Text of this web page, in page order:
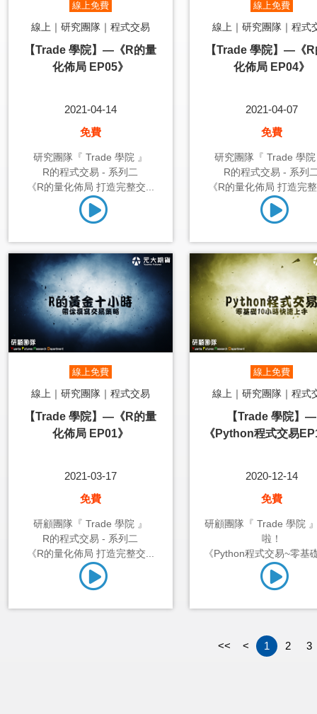
線上免費
線上｜研究團隊｜程式交易
【Trade 學院】—《R的量
化佈局 EP05》
2021-04-14
免費
研究團隊『 Trade 學院 』
R的程式交易 - 系列二
《R的量化佈局 打造完整交...
線上免費
線上｜研究團隊｜程式
【Trade 學院】—《
化佈局 EP04》
2021-04-07
免費
研究團隊『 Trade 學
R的程式交易 - 系列
《R的量化佈局 打造完
線上免費
線上｜研究團隊｜程式交易
【Trade 學院】—《R的量
化佈局 EP01》
2021-03-17
免費
研顧團隊『 Trade 學院 』
R的程式交易 - 系列二
《R的量化佈局 打造完整交...
線上免費
線上｜研究團隊｜程式
【Trade 學院】—
《Python程式交易
2020-12-14
免費
研顧團隊『 Trade 學院
啦！
《Python程式交易~零基
<< < 1 2 3